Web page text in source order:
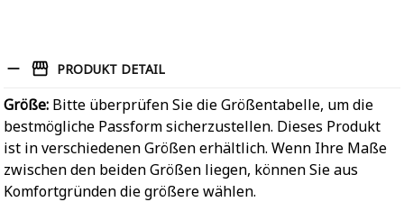
PRODUKT DETAIL
Größe: Bitte überprüfen Sie die Größentabelle, um die
bestmögliche Passform sicherzustellen. Dieses Produkt
ist in verschiedenen Größen erhältlich. Wenn Ihre Maße
zwischen den beiden Größen liegen, können Sie aus
Komfortgründen die größere wählen.